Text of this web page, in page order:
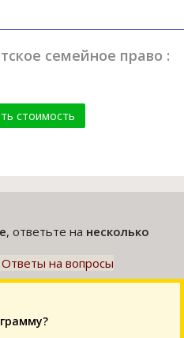
семейное право :
стоимость
, ответьте на несколько
на вопросы